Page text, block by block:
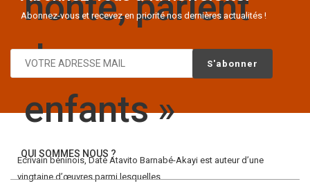
de sexe aux
enfants »
Ecrivain béninois, Daté Atavito Barnabé-Akayi est auteur d’une
vingtaine d’œuvres parmi lesquelles
Abonnez-vous et recevez en priorité nos dernières actualités !
QUI SOMMES NOUS ?